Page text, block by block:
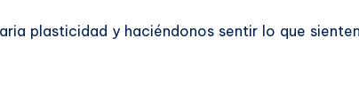
plasticidad y haciéndonos sentir lo que